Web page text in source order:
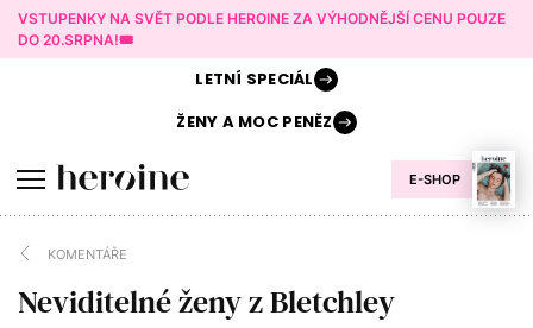
VSTUPENKY NA SVĚT PODLE HEROINE ZA VÝHODNĚJŠÍ CENU POUZE
DO 20.SRPNA!🎟️
E-SHOP
LETNÍ SPECIÁL
ŽENY AMOC PENĚZ
KOMENTÁŘE
Neviditelné ženy z Bletchley